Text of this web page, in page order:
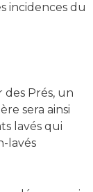
incidences du
Prés, un
sera ainsi
lavés qui
lavés